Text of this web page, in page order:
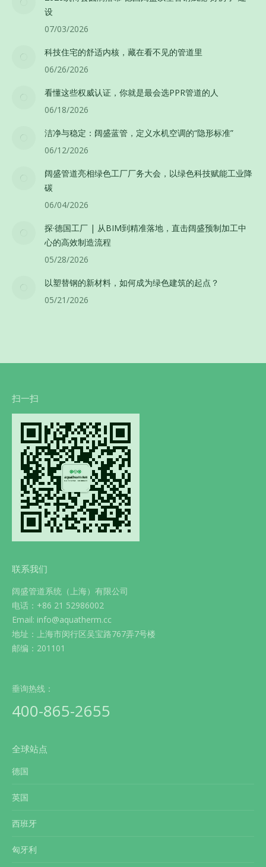
设
07/03/2026
科技住宅的舒适内核，藏在看不见的管道里
06/26/2026
看懂这些权威认证，你就是最会选PPR管道的人
06/18/2026
洁净与稳定：阔盛蓝管，定义水机空调的“隐形标准”
06/12/2026
阔盛管道亮相绿色工厂厂务大会，以绿色科技赋能工业降
碳
06/04/2026
探·德国工厂 | 从BIM到精准落地，直击阔盛预制加工中
心的高效制造流程
05/28/2026
以塑替钢的新材料，如何成为绿色建筑的起点？
05/21/2026
扫一扫
联系我们
阔盛管道系统（上海）有限公司
电话：+86 21 52986002
Email: info@aquatherm.cc
地址：上海市闵行区吴宝路767弄7号楼
邮编：201101
垂询热线：
400-865-2655
全球站点
德国
英国
西班牙
匈牙利